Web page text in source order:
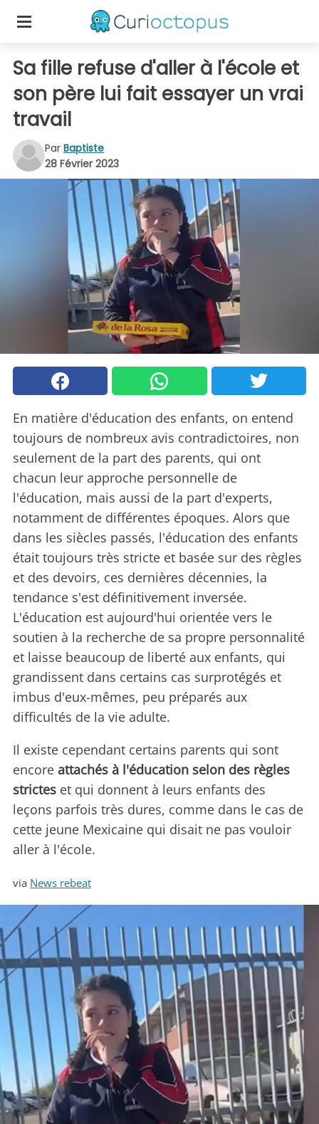
Sa fille refuse d'aller à l'école et
son père lui fait essayer un vrai
travail
Par Baptiste
28 Février 2023
En matière d'éducation des enfants, on entend
toujours de nombreux avis contradictoires, non
seulement de la part des parents, qui ont
chacun leur approche personnelle de
l'éducation, mais aussi de la part d'experts,
notamment de différentes époques. Alors que
dans les siècles passés, l'éducation des enfants
était toujours très stricte et basée sur des règles
et des devoirs, ces dernières décennies, la
tendance s'est définitivement inversée.
L'éducation est aujourd'hui orientée vers le
soutien à la recherche de sa propre personnalité
et laisse beaucoup de liberté aux enfants, qui
grandissent dans certains cas surprotégés et
imbus d'eux-mêmes, peu préparés aux
difficultés de la vie adulte.
Il existe cependant certains parents qui sont
encore attachés à l'éducation selon des règles
strictes et qui donnent à leurs enfants des
leçons parfois très dures, comme dans le cas de
cette jeune Mexicaine qui disait ne pas vouloir
aller à l'école.
via News rebeat